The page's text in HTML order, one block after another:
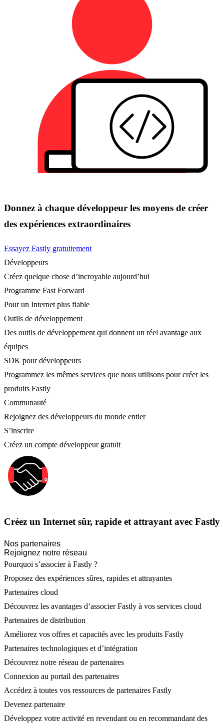
Donnez à chaque développeur les moyens de créer
des expériences extraordinaires
Essayez Fastly gratuitement
Développeurs
Créez quelque chose d’incroyable aujourd’hui
Programme Fast Forward
Pour un Internet plus fiable
Outils de développement
Des outils de développement qui donnent un réel avantage aux
équipes
SDK pour développeurs
Programmez les mêmes services que nous utilisons pour créer les
produits Fastly
Communauté
Rejoignez des développeurs du monde entier
S’inscrire
Créez un compte développeur gratuit
Créez un Internet sûr, rapide et attrayant avec Fastly
Nos partenaires
Rejoignez notre réseau
Pourquoi s’associer à Fastly ?
Proposez des expériences sûres, rapides et attrayantes
Partenaires cloud
Découvrez les avantages d’associer Fastly à vos services cloud
Partenaires de distribution
Améliorez vos offres et capacités avec les produits Fastly
Partenaires technologiques et d’intégration
Découvrez notre réseau de partenaires
Connexion au portail des partenaires
Accédez à toutes vos ressources de partenaires Fastly
Devenez partenaire
Développez votre activité en revendant ou en recommandant des